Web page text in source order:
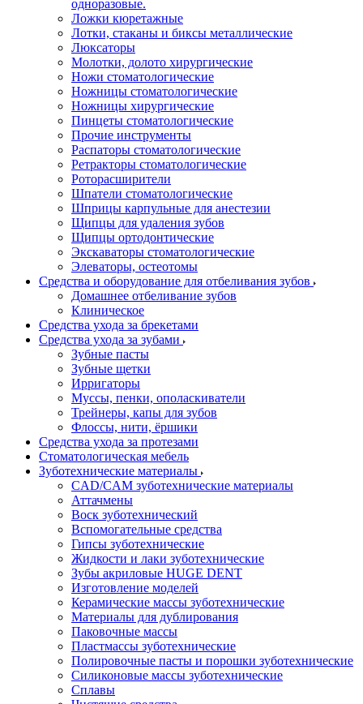
одноразовые.
Ложки кюретажные
Лотки, стаканы и биксы металлические
Люксаторы
Молотки, долото хирургические
Ножи стоматологические
Ножницы стоматологические
Ножницы хирургические
Пинцеты стоматологические
Прочие инструменты
Распаторы стоматологические
Ретракторы стоматологические
Роторасширители
Шпатели стоматологические
Шприцы карпульные для анестезии
Щипцы для удаления зубов
Щипцы ортодонтические
Экскаваторы стоматологические
Элеваторы, остеотомы
Средства и оборудование для отбеливания зубов
Домашнее отбеливание зубов
Клиническое
Средства ухода за брекетами
Средства ухода за зубами
Зубные пасты
Зубные щетки
Ирригаторы
Муссы, пенки, ополаскиватели
Трейнеры, капы для зубов
Флоссы, нити, ёршики
Средства ухода за протезами
Стоматологическая мебель
Зуботехнические материалы
CAD/CAM зуботехнические материалы
Аттачмены
Воск зуботехнический
Вспомогательные средства
Гипсы зуботехнические
Жидкости и лаки зуботехнические
Зубы акриловые HUGE DENT
Изготовление моделей
Керамические массы зуботехнические
Материалы для дублирования
Паковочные массы
Пластмассы зуботехнические
Полировочные пасты и порошки зуботехнические
Силиконовые массы зуботехнические
Сплавы